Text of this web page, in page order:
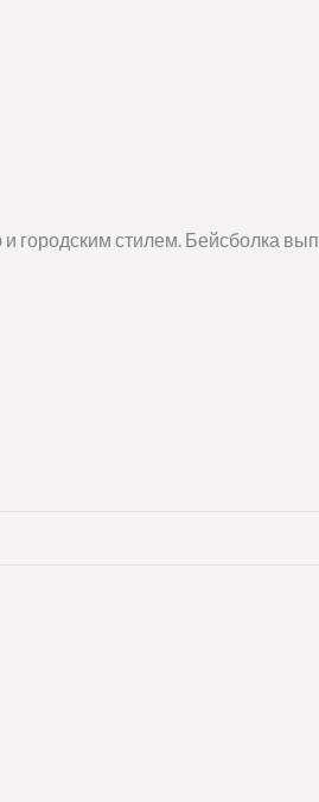
городским стилем. Бейсболка